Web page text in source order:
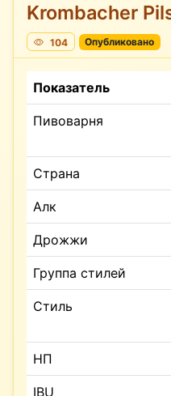
Krombacher
104 Опубликовано
Показатель
Пивоварня
Страна
Алк
Дрожжи
Группа стилей
Стиль
НП
IBU